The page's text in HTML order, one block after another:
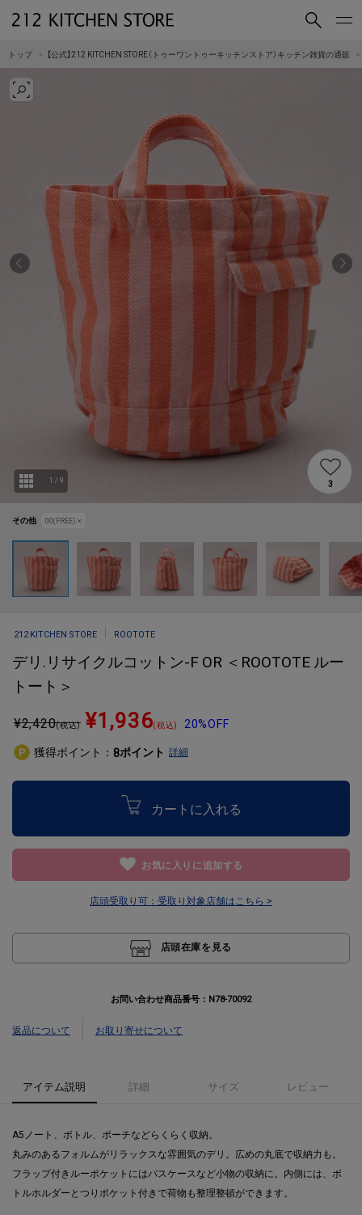
買いもの
ショップコンセプト 店舗一覧
212 KITCHEN STORE 公式SNSアカウント
Instagram Facebook Mail Magazine
トップ 【公式】212 KITCHEN STORE（トゥーワントゥーキッチンストア）キッチン雑貨の通販
その他 00(FREE) ×
1 / 9 3
212 KITCHEN STORE ROOTOTE
デリ.リサイクルコットン-F OR ＜ROOTOTE ルー
トート＞
¥2,420(税込) ¥1,936(税込)
20%OFF
獲得ポイント： 8ポイント 詳細
カートに入れる
お気に入りに追加する
店頭受取り可： 受取り対象店舗はこちら >
店頭在庫を見る
お問い合わせ商品番号： N78-70092
返品について お取り寄せについて
アイテム説明 詳細 サイズ レビュー
A5ノート、ボトル、ポーチなどらくらく収納。
丸みのあるフォルムがリラックスな雰囲気のデリ。広めの丸底で収納力も。
フラップ付きルーポケットにはパスケースなど小物の収納に。内側には、ボ
トルホルダーとつりポケット付きで荷物も整理整頓ができます。